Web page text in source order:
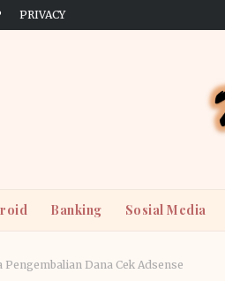
PRIVACY
Banking Sosial Media
Pengembalian Dana Cek Adsense